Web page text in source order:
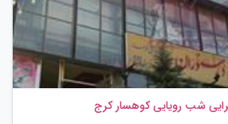
شب رویایی کوهسار کرج